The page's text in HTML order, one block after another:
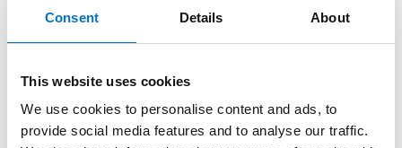
Consent Details About
This website uses cookies
We use cookies to personalise content and ads, to
provide social media features and to analyse our traffic.
menos, un 75% de aluminio reciclado proveniente de
ventanas al final de su vida útil. El resultado es un
aluminio con una de las huellas de carbono más bajas del
media europea se sitúa en 8,63 kg de CO2/kg de aluminio).